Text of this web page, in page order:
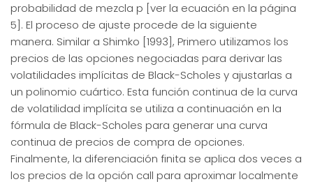
probabilidad de mezcla p [ver la ecuación en la página
5]. El proceso de ajuste procede de la siguiente
manera. Similar a Shimko [1993], Primero utilizamos los
precios de las opciones negociadas para derivar las
volatilidades implícitas de Black-Scholes y ajustarlas a
un polinomio cuártico. Esta función continua de la curva
de volatilidad implícita se utiliza a continuación en la
fórmula de Black-Scholes para generar una curva
continua de precios de compra de opciones.
Finalmente, la diferenciación finita se aplica dos veces a
los precios de la opción call para aproximar localmente